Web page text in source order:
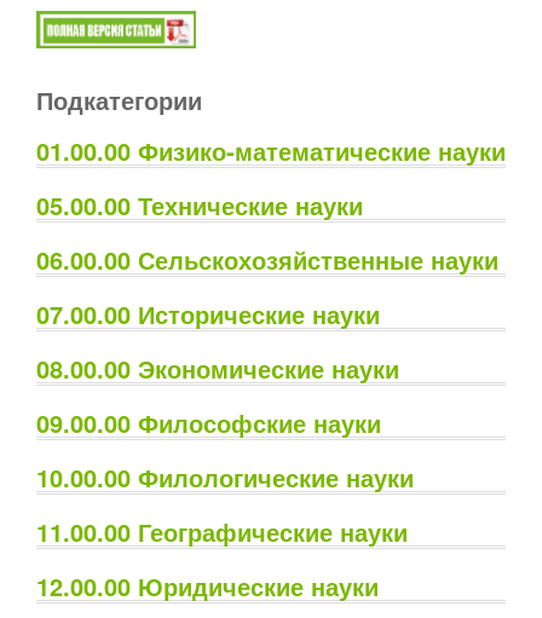
Подкатегории
01.00.00 Физико-математические науки
05.00.00 Технические науки
06.00.00 Сельскохозяйственные науки
07.00.00 Исторические науки
08.00.00 Экономические науки
09.00.00 Философские науки
10.00.00 Филологические науки
11.00.00 Географические науки
12.00.00 Юридические науки